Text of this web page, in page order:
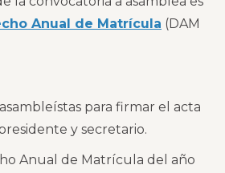
Anual de Matrícula (DAM
para firmar el acta
y secretario.
Anual de Matrícula del año